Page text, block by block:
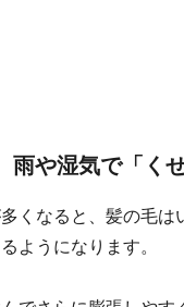
雨や湿気で「く
くなると、髪の毛は
ようになります。